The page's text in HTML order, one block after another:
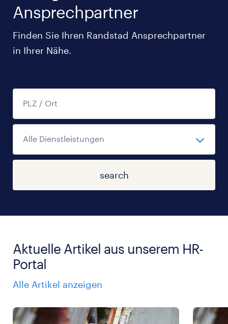
Ansprechpartner
Finden Sie Ihren Randstad Ansprechpartner
in Ihrer Nähe.
search
Aktuelle Artikel aus unserem HR-
Portal
Alle Artikel anzeigen